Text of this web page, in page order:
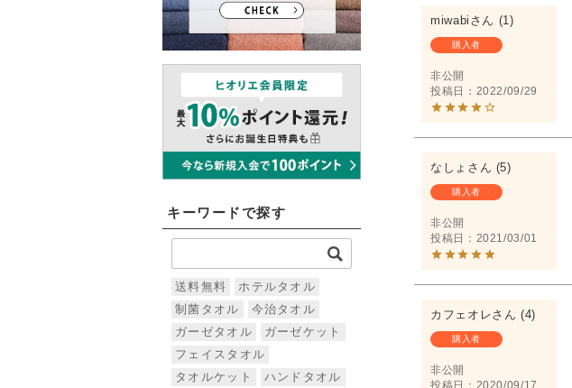
キーワードで探す
送料無料
ホテルタオル
制菌タオル
今治タオル
ガーゼタオル
ガーゼケット
フェイスタオル
タオルケット
ハンドタオル
miwabi 1
購入者
非公開
投稿日
2022/09/29
なしょ 5
購入者
非公開
投稿日
2021/03/01
カフェオレ 4
購入者
非公開
投稿日
2020/09/17